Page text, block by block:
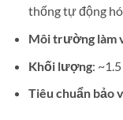
thống tự động
Môi trường làm
Khối lượng:
Tiêu chuẩn bảo